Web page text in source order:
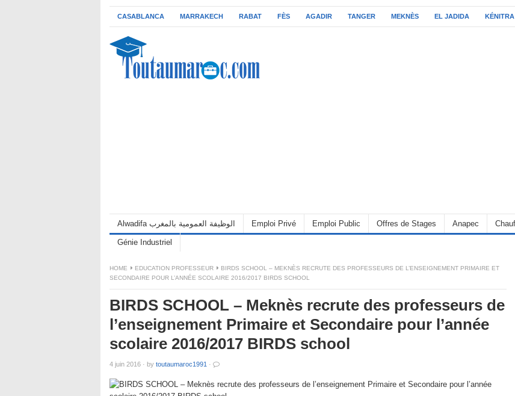
CASABLANCA MARRAKECH RABAT FÈS AGADIR TANGER MEKNÈS EL JADIDA KÉNITRA
Alwadifa الوظيفة العمومية بالمغرب Emploi Privé Emploi Public Offres de Stages Anapec
Génie Industriel
HOME EDUCATION PROFESSEUR
BIRDS SCHOOL – MEKNÈS RECRUTE DES PROFESSEURS DE L’ENSEIGNEMENT PRIMAIRE ET
SECONDAIRE POUR L’ANNÉE SCOLAIRE 2016/2017 BIRDS SCHOOL
BIRDS SCHOOL – Meknès recrute des professeurs de
l’enseignement Primaire et Secondaire pour l’année
scolaire 2016/2017 BIRDS school
4 juin 2016 · by toutaumaroc1991 ·